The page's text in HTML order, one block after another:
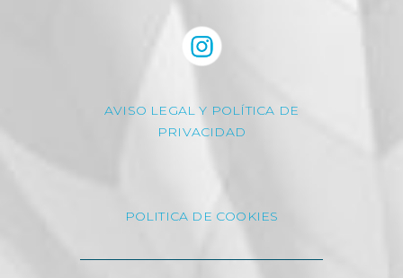
AVISO LEGAL Y POLÍTICA DE
PRIVACIDAD
POLITICA DE COOKIES